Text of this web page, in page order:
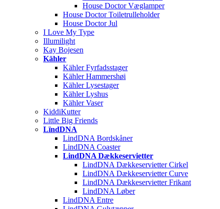
House Doctor Væglamper
House Doctor Toiletrulleholder
House Doctor Jul
I Love My Type
Illumilight
Kay Bojesen
Kähler
Kähler Fyrfadsstager
Kähler Hammershøi
Kähler Lysestager
Kähler Lyshus
Kähler Vaser
KiddiKutter
Little Big Friends
LïndDNA
LindDNA Bordskåner
LindDNA Coaster
LindDNA Dækkeservietter
LindDNA Dækkeservietter Cirkel
LindDNA Dækkeservietter Curve
LindDNA Dækkeservietter Frikant
LindDNA Løber
LindDNA Entre